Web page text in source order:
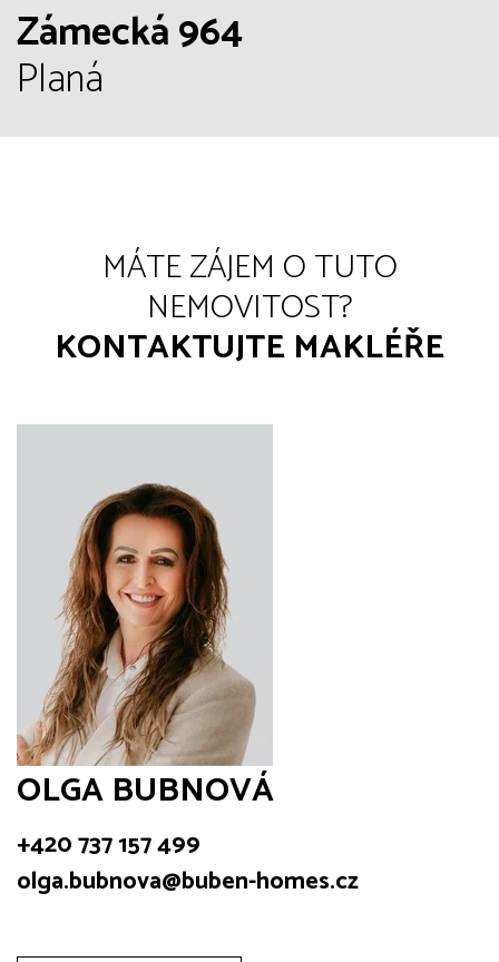
Zámecká 964
Planá
MÁTE ZÁJEM O TUTO
NEMOVITOST?
KONTAKTUJTE MAKLÉŘE
OLGA BUBNOVÁ
+420 737 157 499
olga.bubnova@buben-homes.cz